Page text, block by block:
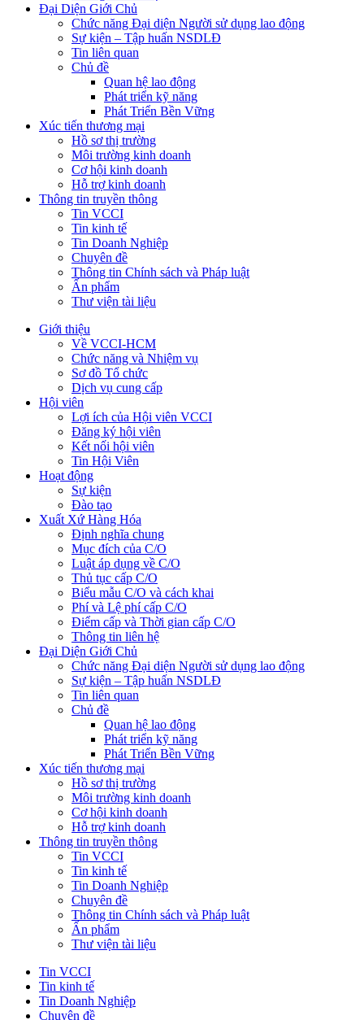
Đại Diện Giới Chủ
Chức năng Đại diện Người sử dụng lao động
Sự kiện – Tập huấn NSDLĐ
Tin liên quan
Chủ đề
Quan hệ lao động
Phát triển kỹ năng
Phát Triển Bền Vững
Xúc tiến thương mại
Hồ sơ thị trường
Môi trường kinh doanh
Cơ hội kinh doanh
Hỗ trợ kinh doanh
Thông tin truyền thông
Tin VCCI
Tin kinh tế
Tin Doanh Nghiệp
Chuyên đề
Thông tin Chính sách và Pháp luật
Ấn phẩm
Thư viện tài liệu
Giới thiệu
Về VCCI-HCM
Chức năng và Nhiệm vụ
Sơ đồ Tổ chức
Dịch vụ cung cấp
Hội viên
Lợi ích của Hội viên VCCI
Đăng ký hội viên
Kết nối hội viên
Tin Hội Viên
Hoạt động
Sự kiện
Đào tạo
Xuất Xứ Hàng Hóa
Định nghĩa chung
Mục đích của C/O
Luật áp dụng về C/O
Thủ tục cấp C/O
Biểu mẫu C/O và cách khai
Phí và Lệ phí cấp C/O
Điểm cấp và Thời gian cấp C/O
Thông tin liên hệ
Đại Diện Giới Chủ
Chức năng Đại diện Người sử dụng lao động
Sự kiện – Tập huấn NSDLĐ
Tin liên quan
Chủ đề
Quan hệ lao động
Phát triển kỹ năng
Phát Triển Bền Vững
Xúc tiến thương mại
Hồ sơ thị trường
Môi trường kinh doanh
Cơ hội kinh doanh
Hỗ trợ kinh doanh
Thông tin truyền thông
Tin VCCI
Tin kinh tế
Tin Doanh Nghiệp
Chuyên đề
Thông tin Chính sách và Pháp luật
Ấn phẩm
Thư viện tài liệu
Tin VCCI
Tin kinh tế
Tin Doanh Nghiệp
Chuyên đề